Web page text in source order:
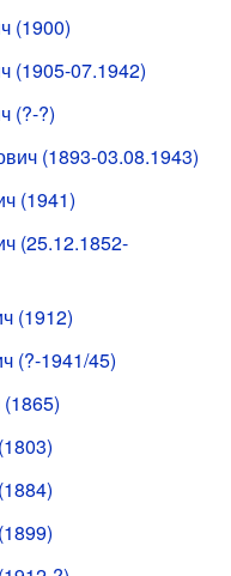
(1900)
(1905-07.1942)
(?-?)
(1893-03.08.1943)
(1941)
(25.12.1852-
(1912)
(?-1941/45)